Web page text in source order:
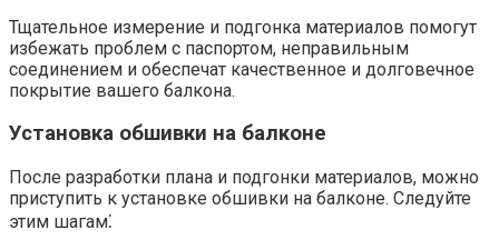
Тщательное измерение и подгонка материалов помогут
избежать проблем с паспортом, неправильным
соединением и обеспечат качественное и долговечное
покрытие вашего балкона.​
Установка обшивки на балконе
После разработки плана и подгонки материалов, можно
приступить к установке обшивки на балконе. Следуйте
этим шагам⁚